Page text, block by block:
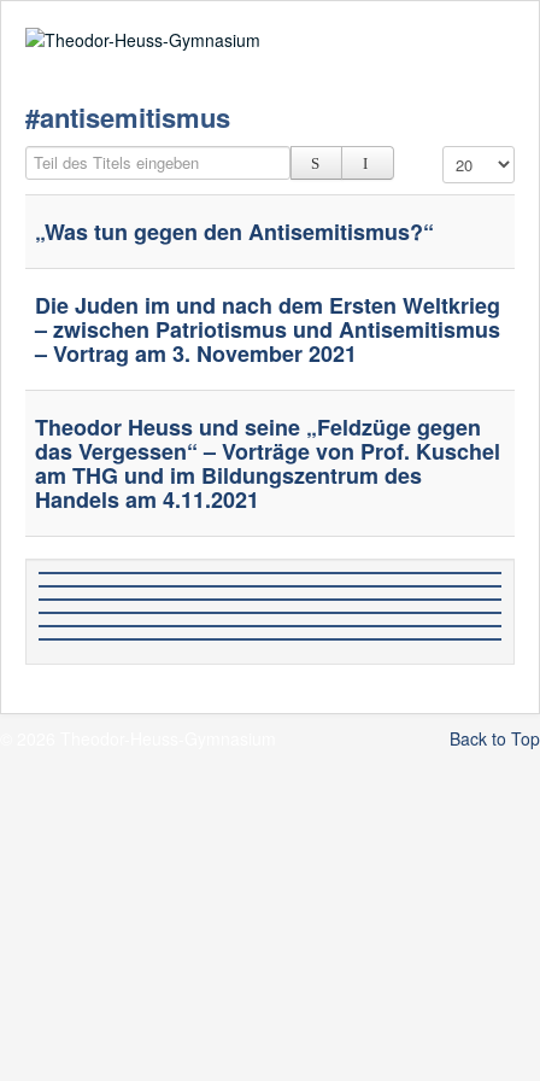
#antisemitismus
Teil des Titels eingeben Anzeige #
„Was tun gegen den Antisemitismus?“
Die Juden im und nach dem Ersten Weltkrieg
– zwischen Patriotismus und Antisemitismus
– Vortrag am 3. November 2021
Theodor Heuss und seine „Feldzüge gegen
das Vergessen“ – Vorträge von Prof. Kuschel
am THG und im Bildungszentrum des
Handels am 4.11.2021
Back to Top